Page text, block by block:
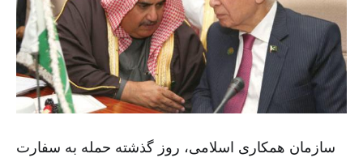
سازمان همکاری اسلامی، روز گذشته حمله به سفارت